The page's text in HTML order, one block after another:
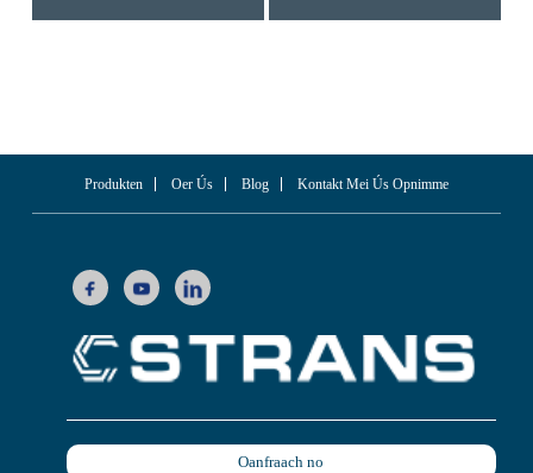
Produkten Oer Ús Blog Kontakt Mei Ús Opnimme
Oanfraach no